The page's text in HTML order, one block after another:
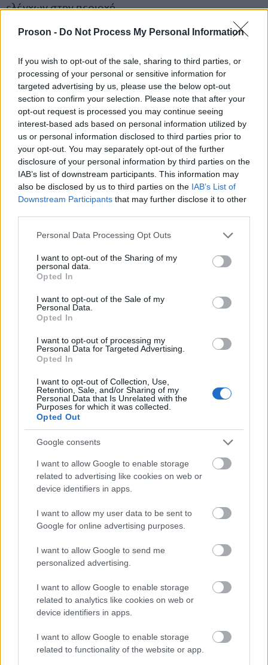
Proson - Do Not Process My Personal Information
If you wish to opt-out of the sale, sharing to third parties, or
processing of your personal or sensitive information for
targeted advertising by us, please use the below opt-out
section to confirm your selection. Please note that after your
opt-out request is processed you may continue seeing
interest-based ads based on personal information utilized by
us or personal information disclosed to third parties prior to
your opt-out. You may separately opt-out of the further
disclosure of your personal information by third parties on the
IAB’s list of downstream participants. This information may
also be disclosed by us to third parties on the IAB’s List of
Downstream Participants that may further disclose it to other
Please note that this website/app uses one or more Google
not limited to your visit or usage behaviour. You may click to
grant or deny consent to Google and its third-party tags to
use your data for below specified purposes in below Google
consent section.
Personal Data Processing Opt Outs
I want to opt-out of the Sharing of my
personal data.
Opted In
I want to opt-out of the Sale of my
Personal Data.
Opted In
I want to opt-out of processing my
Personal Data for Targeted Advertising.
Opted In
I want to opt-out of Collection, Use,
Retention, Sale, and/or Sharing of my
Personal Data that Is Unrelated with the
Purposes for which it was collected.
Opted Out
Google consents
I want to allow Google to enable storage
related to advertising like cookies on web or
device identifiers in apps.
I want to allow my user data to be sent to
Google for online advertising purposes.
I want to allow Google to send me
personalized advertising.
I want to allow Google to enable storage
related to analytics like cookies on web or
device identifiers in apps.
I want to allow Google to enable storage
related to functionality of the website or app.
ελέγχων στην περιοχή.
ΕΜΑΚ
επιφυλακή, ενώ συνολικά20 πυροσβεστικά
οχήματαπραγματοποιούν περιπολίες και
προληπτικούς ελέγχους στο οδικό δίκτυο και σε
κρίσιμες υποδομές.
Ειδικά συνεργεία συνεχίζουν την καταγραφή
πιθανών ζημιών σε κτίρια και εγκαταστάσεις,
προκειμένου να διασφαλιστεί η προστασία των
κατοίκων.
Τι εξετάζουν οι σεισμολόγοι για την
Οι επιστήμονες παρακολουθούν στενά τη
μετασεισμική ακολουθία στη Βόρεια Εύβοια
επιχειρώντας να διαπιστώσουν εάν ο σεισμός των
φαινόμενο ενδέχεται να εξελιχθεί περαιτέρω.
Οι ειδικοί εμφανίζονται συγκρατημένοι στις
εκτιμήσεις τους, επισημαίνοντας ότι τα επόμενα
24ωραθα είναι ιδιαίτερα σημαντικά για την
εξαγωγή ασφαλέστερων συμπερασμάτων σχετικά
με τη συμπεριφορά του σεισμικού φαινομένου.
Οδηγίες προς τους κατοίκους
Οι αρμόδιες αρχές καλούν τους πολίτες να
παραμείνουνψύχραιμοι και προσεκτικοί
ακολουθώντας πιστά τις οδηγίες της
Πολιτικής
Προστασίας.
Παράλληλα, συνιστάται η αποφυγή εισόδου σε
κτίρια που έχουν υποστεί ζημιές έως ότου
ολοκληρωθούν οι προβλεπόμενοι έλεγχοι και
υπάρξει πλήρης εικόνα για την κατάσταση στην